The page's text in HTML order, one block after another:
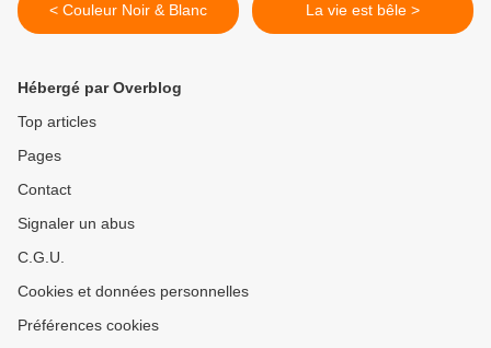
< Couleur Noir & Blanc La vie est bêle >
Hébergé par Overblog
Top articles
Pages
Contact
Signaler un abus
C.G.U.
Cookies et données personnelles
Préférences cookies